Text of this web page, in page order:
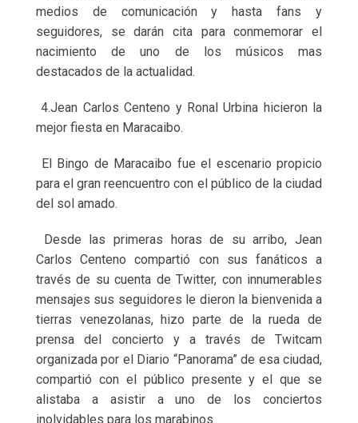
medios de comunicación y hasta fans y
seguidores, se darán cita para conmemorar el
nacimiento de uno de los músicos mas
destacados de la actualidad.
4.Jean Carlos Centeno y Ronal Urbina hicieron la
mejor fiesta en Maracaibo.
El Bingo de Maracaibo fue el escenario propicio
para el gran reencuentro con el público de la ciudad
del sol amado.
Desde las primeras horas de su arribo, Jean
Carlos Centeno compartió con sus fanáticos a
través de su cuenta de Twitter, con innumerables
mensajes sus seguidores le dieron la bienvenida a
tierras venezolanas, hizo parte de la rueda de
prensa del concierto y a través de Twitcam
organizada por el Diario “Panorama” de esa ciudad,
compartió con el público presente y el que se
alistaba a asistir a uno de los conciertos
inolvidables para los marabinos.